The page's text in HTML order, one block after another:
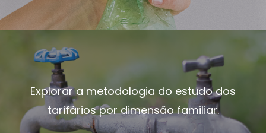
Explorar a metodologia do estudo dos
tarifários por dimensão familiar.